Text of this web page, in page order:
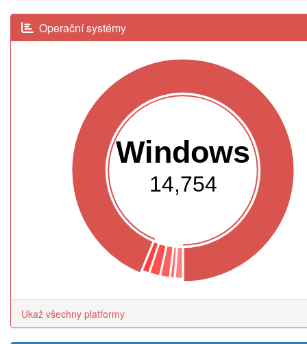
Operační systémy
Windows
14,754
Ukaž všechny platformy